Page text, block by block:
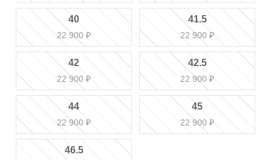
40
22 900 ₽
41.5
22 900 ₽
42
22 900 ₽
42.5
22 900 ₽
44
22 900 ₽
45
22 900 ₽
46.5